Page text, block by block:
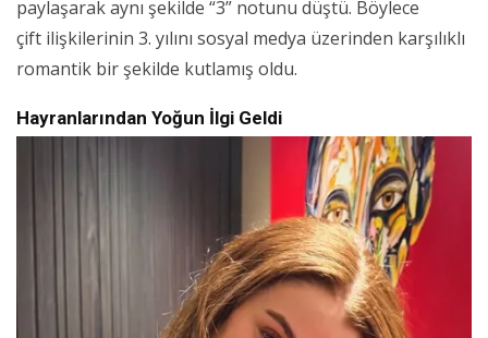
paylaşarak aynı şekilde “3” notunu düştü. Böylece
çift ilişkilerinin 3. yılını sosyal medya üzerinden karşılıklı
romantik bir şekilde kutlamış oldu.
Hayranlarından Yoğun İlgi Geldi